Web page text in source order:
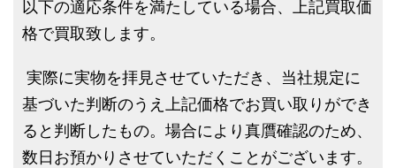
以下の適応条件を満たしている場合、上記買取価
格で買取致します。
実際に実物を拝見させていただき、当社規定に
基づいた判断のうえ上記価格でお買い取りができ
ると判断したもの。場合により真贋確認のため、
数日お預かりさせていただくことがございます。